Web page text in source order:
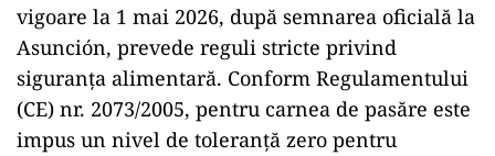
vigoare la 1 mai 2026, după semnarea oficială la
Asunción, prevede reguli stricte privind
siguranța alimentară. Conform Regulamentului
(CE) nr. 2073/2005, pentru carnea de pasăre este
impus un nivel de toleranță zero pentru